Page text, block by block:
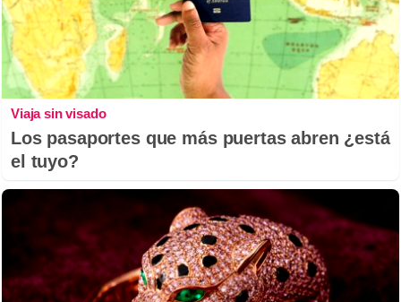
Viaja sin visado
Los pasaportes que más puertas abren ¿está
el tuyo?